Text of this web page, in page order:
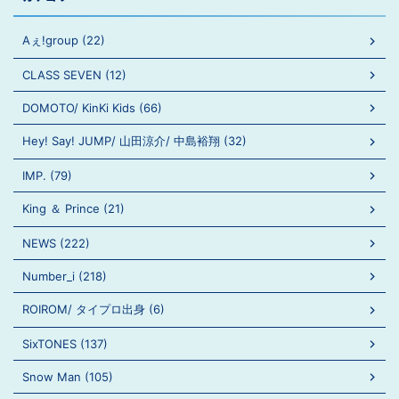
Aぇ!group (22)
CLASS SEVEN (12)
DOMOTO/ KinKi Kids (66)
Hey! Say! JUMP/ 山田涼介/ 中島裕翔 (32)
IMP. (79)
King ＆ Prince (21)
NEWS (222)
Number_i (218)
ROIROM/ タイプロ出身 (6)
SixTONES (137)
Snow Man (105)